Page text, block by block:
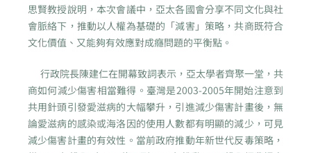
思賢教授說明，本次會議中，亞太各國會分享不同文化與社
會脈絡下，推動以人權為基礎的「減害」策略，共商既符合
文化價值、又能夠有效應對成癮問題的平衡點。
行政院長陳建仁在開幕致詞表示，亞太學者齊聚一堂，共
商如何減少傷害相當難得。臺灣是2003-2005年開始注意到
共用針頭引發愛滋病的大幅攀升，引進減少傷害計畫後，無
論愛滋病的感染或海洛因的使用人數都有明顯的減少，可見
減少傷害計畫的有效性。當前政府推動年新世代反毒策略，